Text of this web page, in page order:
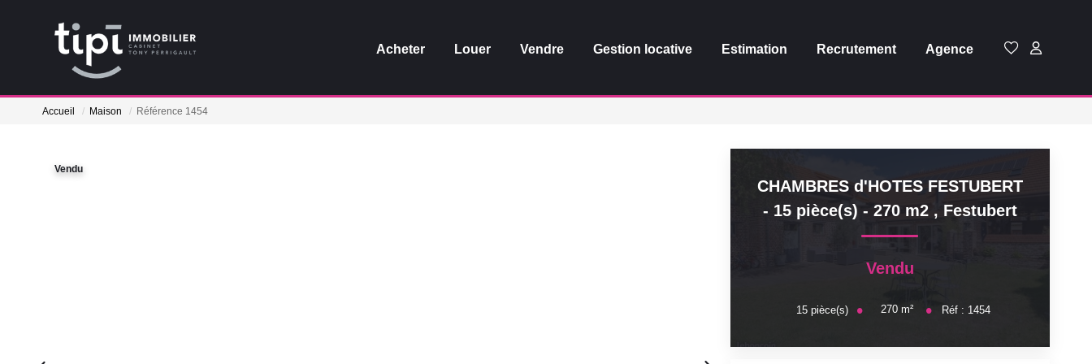
Acheter Louer Vendre Gestion locative Estimation Recrutement Agence
Accueil Maison Référence 1454
Vendu
CHAMBRES d'HOTES FESTUBERT
- 15 pièce(s) - 270 m2 , Festubert
Vendu
15 pièce(s) 270 m² Réf : 1454